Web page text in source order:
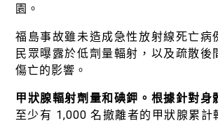
園。
福島事故雖未造成急性放射線死亡病
民眾曝露於低劑量輻射，以及疏散後
傷亡的影響。
甲狀腺輻射劑量和碘鉀。根據針對身
至少有 1,000 名撤離者的甲狀腺累計